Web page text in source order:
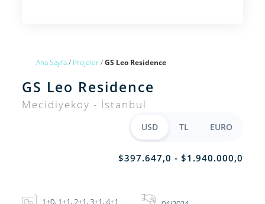
Ana Sayfa/ Projeler/GS Leo Residence
GS Leo Residence
Mecidiyeköy - İstanbul
USD TL EURO
$397.647,0 - $1.940.000,0
1+0, 1+1, 2+1, 3+1, 4+1